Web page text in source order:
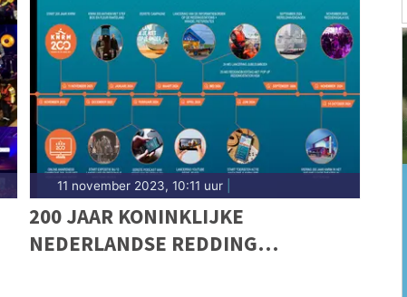
11 november 2023, 10:11 uur|
200 JAAR KONINKLIJKE
NEDERLANDSE REDDING